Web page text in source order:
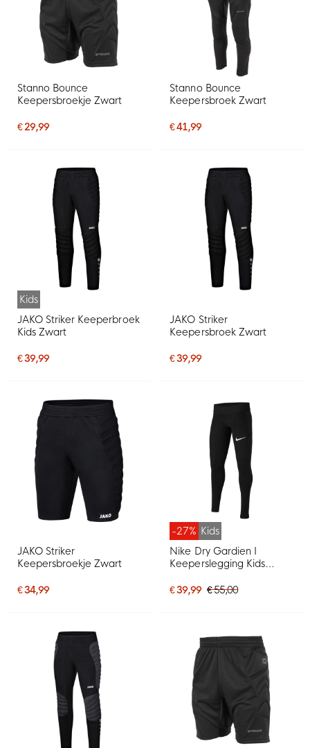
Stanno Bounce
Keepersbroekje Zwart
€ 29,99
Stanno Bounce
Keepersbroek Zwart
€ 41,99
Kids
JAKO Striker Keeperbroek
Kids Zwart
€ 39,99
JAKO Striker
Keepersbroek Zwart
€ 39,99
JAKO Striker
Keepersbroekje Zwart
€ 34,99
-27% Kids
Nike Dry Gardien I
Keeperslegging Kids
€ 39,99 € 55,00